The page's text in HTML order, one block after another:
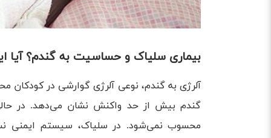
بیماری سلیاک و حساسیت به گندم؟ آیا
آلرژی به گندم، نوعی آلرژی گوارشی در
گندم بیش ‌از حد واکنش نشان می‌دهد. در
محسوب نمی‌شود. در سلیاک، سیستم ایمنی